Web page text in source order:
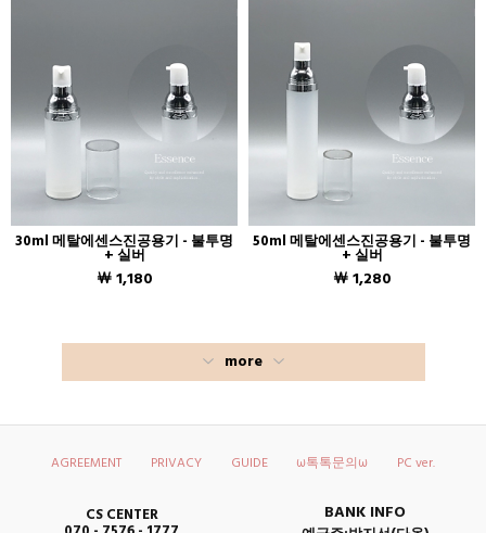
30ml 메탈에센스진공용기 - 불투명
+ 실버
￦ 1,180
50ml 메탈에센스진공용기 - 불투명
+ 실버
￦ 1,280
more
AGREEMENT PRIVACY GUIDE ω톡톡문의ω PC ver.
CS CENTER BANK INFO